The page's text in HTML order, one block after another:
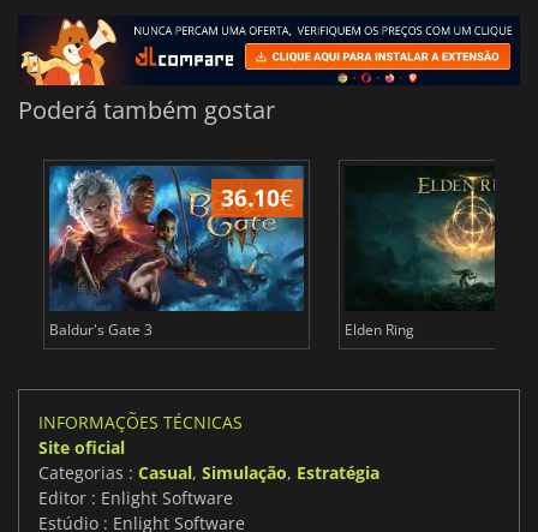
Poderá também gostar
36.10€
Baldur's Gate 3 Elden Ring
INFORMAÇÕES TÉCNICAS
Site oficial
Categorias : Casual, Simulação, Estratégia
Editor : Enlight Software
Estúdio : Enlight Software